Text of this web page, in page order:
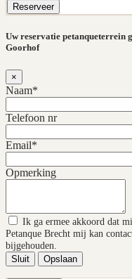
Reserveer
Uw reservatie petanqueterrein
Goorhof
×
Naam*
Telefoon nr
Email*
Opmerking
Ik ga ermee akkoord dat
Petanque Brecht mij kan
bijgehouden.
Sluit Opslaan